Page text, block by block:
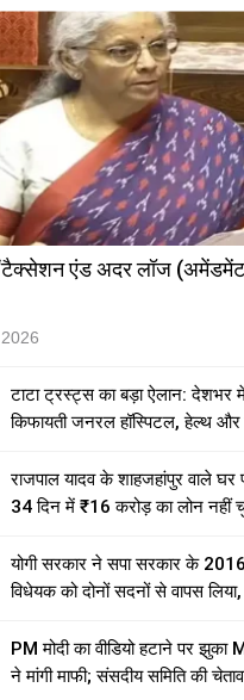
एंड अदर लॉज
टाटा ट्रस्ट्स का बड़ा ऐलान:
किफायती जनरल हॉस्पिटल, हेल्थ
राजपाल यादव के शाहजहांपुर वाले घर
34 दिन में ₹16 करोड़ का लोन नहीं
योगी सरकार ने सपा सरकार के
विधेयक को दोनों सदनों से वापस लिया,
PM मोदी का वीडियो हटाने पर झुका
ने मांगी माफी; संसदीय समिति की